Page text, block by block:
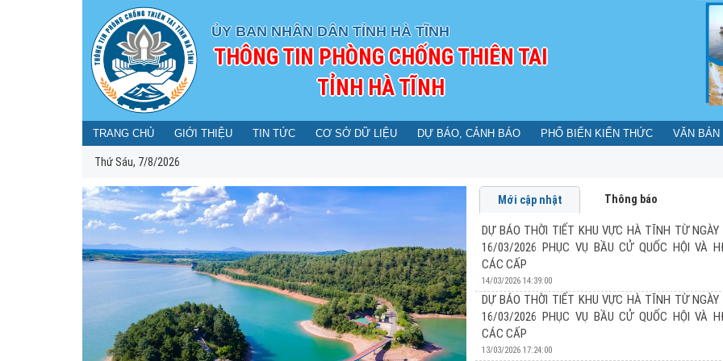
ỦY BAN NHÂN DÂN TỈNH HÀ TĨNH
THÔNG TIN PHÒNG CHỐNG THIÊN TAI
TỈNH HÀ TĨNH
TRANG CHỦ GIỚI THIỆU TIN TỨC CƠ SỞ DỮ LIỆU DỰ BÁO, CẢNH BÁO PHỔ BIẾN KIẾN THỨC VĂN BẢN
Thứ Sáu, 7/8/2026
DỰ BÁO THỜI TIẾT KHU VỰC HÀ TĨNH
PHỤC VỤ BẦU CỬ QUỐC HỘI VÀ HĐND CÁC
Mới cập nhật Thông báo
DỰ BÁO THỜI TIẾT KHU VỰC HÀ TĨNH TỪ NGÀY
16/03/2026 PHỤC VỤ BẦU CỬ QUỐC HỘI VÀ
CÁC CẤP
14/03/2026 14:39:00
DỰ BÁO THỜI TIẾT KHU VỰC HÀ TĨNH TỪ NGÀY
16/03/2026 PHỤC VỤ BẦU CỬ QUỐC HỘI VÀ
CÁC CẤP
13/03/2026 17:24:00